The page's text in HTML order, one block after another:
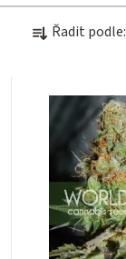
Ř Řadit podle: